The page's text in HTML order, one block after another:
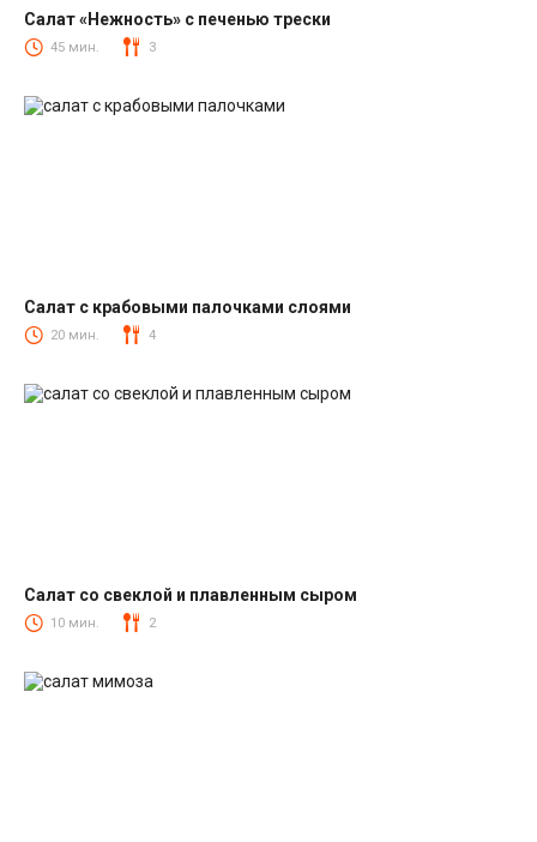
Салаты из печени трески
Салат «Нежность» с печенью трески
45 мин. 3
Салаты с крабовыми палочками
Салат с крабовыми палочками слоями
20 мин. 4
Салаты со свеклой
Салат со свеклой и плавленным сыром
10 мин. 2